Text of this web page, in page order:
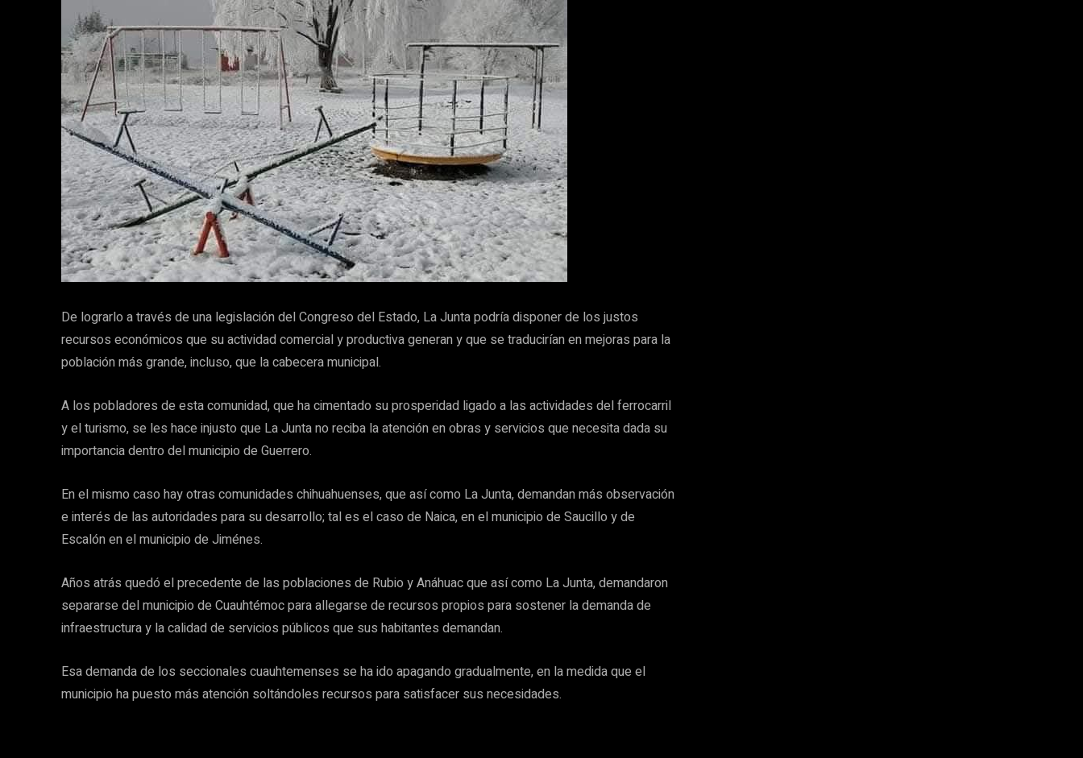
De lograrlo a través de una legislación del Congreso del Estado, La Junta podría disponer de los justos
recursos económicos que su actividad comercial y productiva generan y que se traducirían en mejoras para la
población más grande, incluso, que la cabecera municipal.
A los pobladores de esta comunidad, que ha cimentado su prosperidad ligado a las actividades del ferrocarril
y el turismo, se les hace injusto que La Junta no reciba la atención en obras y servicios que necesita dada su
importancia dentro del municipio de Guerrero.
En el mismo caso hay otras comunidades chihuahuenses, que así como La Junta, demandan más observación
e interés de las autoridades para su desarrollo; tal es el caso de Naica, en el municipio de Saucillo y de
Escalón en el municipio de Jiménes.
Años atrás quedó el precedente de las poblaciones de Rubio y Anáhuac que así como La Junta, demandaron
separarse del municipio de Cuauhtémoc para allegarse de recursos propios para sostener la demanda de
infraestructura y la calidad de servicios públicos que sus habitantes demandan.
Esa demanda de los seccionales cuauhtemenses se ha ido apagando gradualmente, en la medida que el
municipio ha puesto más atención soltándoles recursos para satisfacer sus necesidades.